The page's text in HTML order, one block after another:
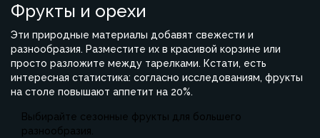
Фрукты и орехи
Эти природные материалы добавят свежести и
разнообразия. Разместите их в красивой корзине или
просто разложите между тарелками. Кстати, есть
интересная статистика: согласно исследованиям, фрукты
на столе повышают аппетит на 20%.
Выбирайте сезонные фрукты для большего
разнообразия.